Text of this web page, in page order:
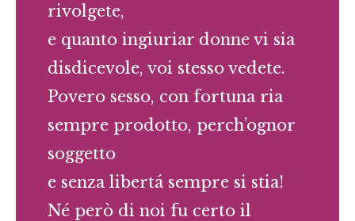
rivolgete,
e quanto ingiuriar donne vi sia
disdicevole, voi stesso vedete.
Povero sesso, con fortuna ria
sempre prodotto, perch’ognor
soggetto
e senza libertá sempre si stia!
Né però di noi fu certo il